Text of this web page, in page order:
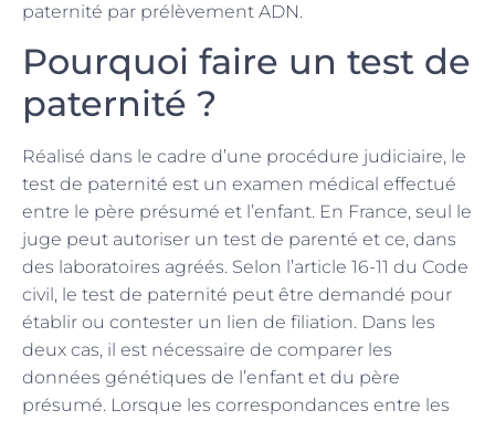
paternité par prélèvement ADN.
Pourquoi faire un test de
paternité ?
Réalisé dans le cadre d’une procédure judiciaire, le
test de paternité est un examen médical effectué
entre le père présumé et l’enfant. En France, seul le
juge peut autoriser un test de parenté et ce, dans
des laboratoires agréés. Selon l’article 16-11 du Code
civil, le test de paternité peut être demandé pour
établir ou contester un lien de filiation. Dans les
deux cas, il est nécessaire de comparer les
données génétiques de l’enfant et du père
présumé. Lorsque les correspondances entre les